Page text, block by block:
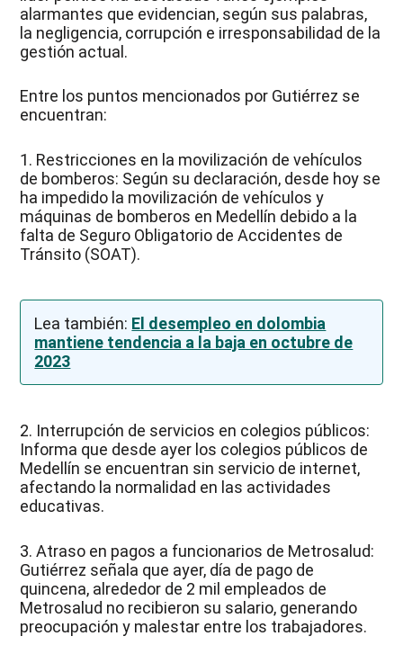
alarmantes que evidencian, según sus palabras,
la negligencia, corrupción e irresponsabilidad de la
gestión actual.
Entre los puntos mencionados por Gutiérrez se
encuentran:
1. Restricciones en la movilización de vehículos
de bomberos: Según su declaración, desde hoy se
ha impedido la movilización de vehículos y
máquinas de bomberos en Medellín debido a la
falta de Seguro Obligatorio de Accidentes de
Tránsito (SOAT).
Lea también: El desempleo en dolombia
mantiene tendencia a la baja en octubre de
2023
2. Interrupción de servicios en colegios públicos:
Informa que desde ayer los colegios públicos de
Medellín se encuentran sin servicio de internet,
afectando la normalidad en las actividades
educativas.
3. Atraso en pagos a funcionarios de Metrosalud:
Gutiérrez señala que ayer, día de pago de
quincena, alrededor de 2 mil empleados de
Metrosalud no recibieron su salario, generando
preocupación y malestar entre los trabajadores.